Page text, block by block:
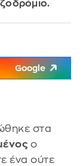
Google
στα
ο
ένα ούτε